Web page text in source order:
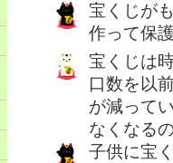
宝くじが
作って保
宝くじは
口数を以
が減って
なくなる
子供に宝